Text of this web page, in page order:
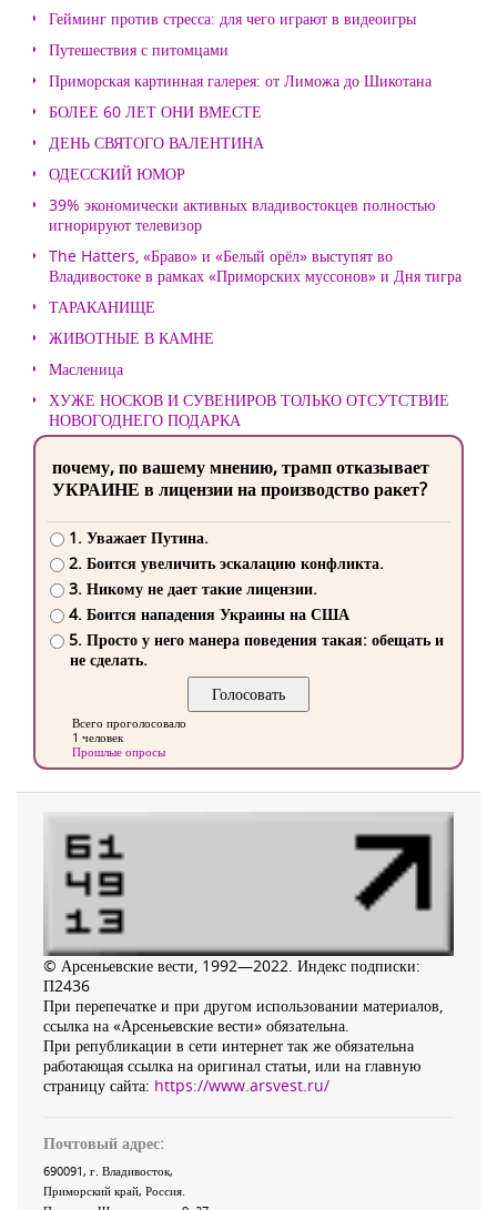
Гейминг против стресса: для чего играют в видеоигры
Путешествия с питомцами
Приморская картинная галерея: от Лиможа до Шикотана
БОЛЕЕ 60 ЛЕТ ОНИ ВМЕСТЕ
ДЕНЬ СВЯТОГО ВАЛЕНТИНА
ОДЕССКИЙ ЮМОР
39% экономически активных владивостокцев полностью
игнорируют телевизор
The Hatters, «Браво» и «Белый орёл» выступят во
Владивостоке в рамках «Приморских муссонов» и Дня тигра
ТАРАКАНИЩЕ
ЖИВОТНЫЕ В КАМНЕ
Масленица
ХУЖЕ НОСКОВ И СУВЕНИРОВ ТОЛЬКО ОТСУТСТВИЕ
НОВОГОДНЕГО ПОДАРКА
почему, по вашему мнению, трамп отказывает
УКРАИНЕ в лицензии на производство ракет?
1. Уважает Путина.
2. Боится увеличить эскалацию конфликта.
3. Никому не дает такие лицензии.
4. Боится нападения Украины на США
5. Просто у него манера поведения такая: обещать и
не сделать.
Всего проголосовало
1 человек
Прошлые опросы
© Арсеньевские вести, 1992—2022. Индекс подписки:
П2436
При перепечатке и при другом использовании материалов,
ссылка на «Арсеньевские вести» обязательна.
При републикации в сети интернет так же обязательна
работающая ссылка на оригинал статьи, или на главную
страницу сайта: https://www.arsvest.ru/
Почтовый адрес:
690091, г. Владивосток,
Приморский край, Россия